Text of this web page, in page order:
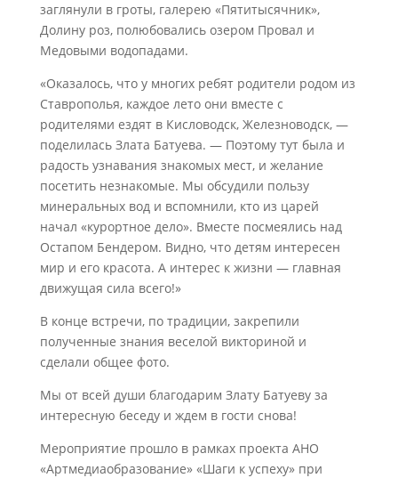
заглянули в гроты, галерею «Пятитысячник»,
Долину роз, полюбовались озером Провал и
Медовыми водопадами.
«Оказалось, что у многих ребят родители родом из
Ставрополья, каждое лето они вместе с
родителями ездят в Кисловодск, Железноводск, —
поделилась Злата Батуева. — Поэтому тут была и
радость узнавания знакомых мест, и желание
посетить незнакомые. Мы обсудили пользу
минеральных вод и вспомнили, кто из царей
начал «курортное дело». Вместе посмеялись над
Остапом Бендером. Видно, что детям интересен
мир и его красота. А интерес к жизни — главная
движущая сила всего!»
В конце встречи, по традиции, закрепили
полученные знания веселой викториной и
сделали общее фото.
Мы от всей души благодарим Злату Батуеву за
интересную беседу и ждем в гости снова!
Мероприятие прошло в рамках проекта АНО
«Артмедиаобразование» «Шаги к успеху» при